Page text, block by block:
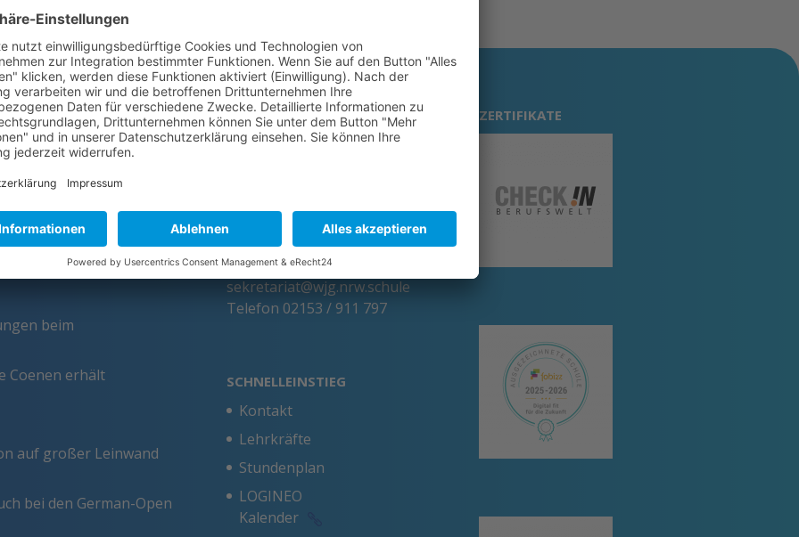
leben – An diesen
am Werner-Jaeger-
beim
Coenen erhält
auf großer Leinwand
bei den German-Open
KONTAKT
Anschrift
41334 Nettetal
Allgemein
E-Mail
sekretariat@wjg.nrw.schule
Telefon 02153 / 911 797
SCHNELLEINSTIEG
Kontakt
Lehrkräfte
Stundenplan
LOGINEO
Kalender
ZERTIFIKATE